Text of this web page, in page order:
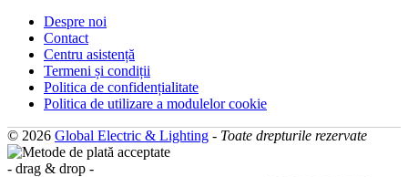
Despre noi
Contact
Centru asistență
Termeni și condiții
Politica de confidențialitate
Politica de utilizare a modulelor cookie
© 2026 Global Electric & Lighting - Toate drepturile rezervate
- drag & drop -